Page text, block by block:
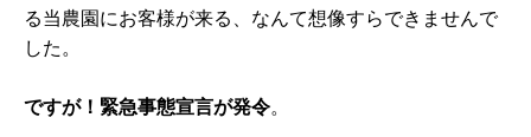
る当農園にお客様が来る、なんて想像すらできませんで
した。
ですが！緊急事態宣言が発令。